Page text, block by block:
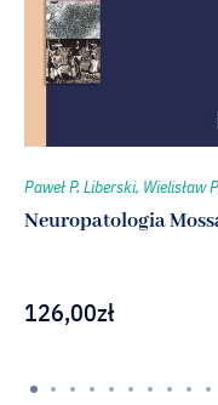
Paweł P. Liberski, Wielisław
Neuropatologia
126,00zł